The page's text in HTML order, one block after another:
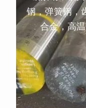
钢，弹簧钢，
合金，高